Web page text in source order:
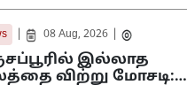
08 Aug, 2026
இல்லாத
விற்று மோசடி:…